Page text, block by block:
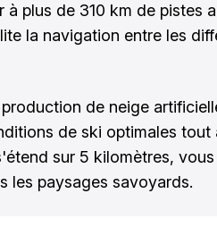
plus de 310 km de pistes
la navigation entre les
de neige
de ski optimales tout
sur 5 kilomètres,
les paysages savoyards.